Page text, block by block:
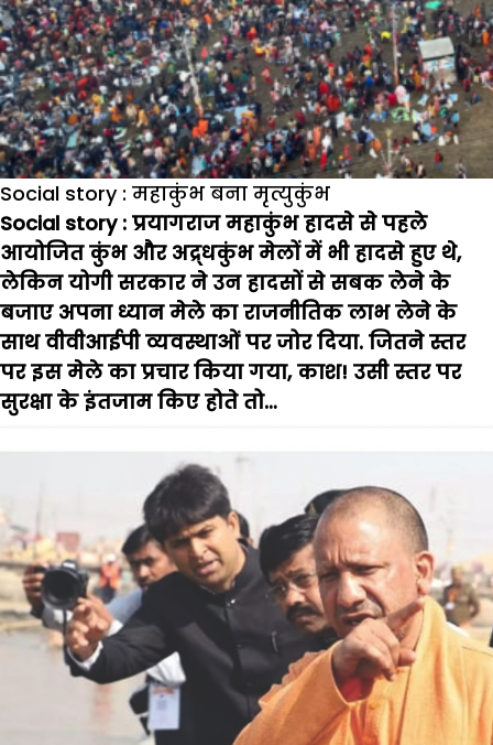
Social story : महाकुंभ बना मृत्युकुंभ
Social story : प्रयागराज महाकुंभ हादसे से पहले
आयोजित कुंभ और अद्र्धकुंभ मेलों में भी हादसे हुए थे,
लेकिन योगी सरकार ने उन हादसों से सबक लेने के
बजाए अपना ध्यान मेले का राजनीतिक लाभ लेने के
साथ वीवीआईपी व्यवस्थाओं पर जोर दिया. जितने स्तर
पर इस मेले का प्रचार किया गया,काश! उसी स्तर पर
सुरक्षा के इंतजाम किए होते तो…